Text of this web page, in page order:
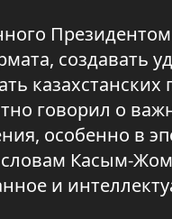
создавать
говорил о
особенно в
Касым-
и